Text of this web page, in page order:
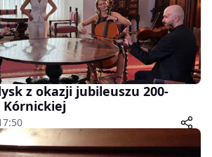
z okazji jubileuszu 200-